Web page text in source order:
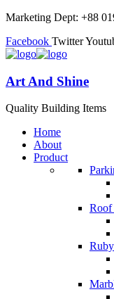
Marketing Dept: +88
Facebook Twitter
Art And Shine
Quality Building Items
Home
About
Product
Roof